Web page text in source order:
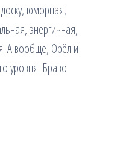
юморная,
энергичная,
А вообще, Орёл и
уровня! Браво